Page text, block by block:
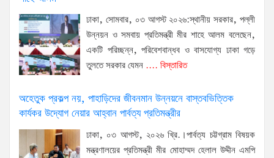
ঢাকা, সোমবার, ০৩ আগস্ট ২০২৬:স্থানীয় সরকার, পল্লী
উন্নয়ন ও সমবায় প্রতিমন্ত্রী মীর শাহে আলম বলেছেন,
একটি পরিচ্ছন্ন, পরিবেশবান্ধব ও বাসযোগ্য ঢাকা গড়ে
তুলতে সরকার যেমন .... বিস্তারিত
অহেতুক প্রকল্প নয়, পাহাড়িদের জীবনমান উন্নয়নে বাস্তবভিত্তিক
কার্যকর উদ্যোগ নেয়ার আহ্বান পার্বত্য প্রতিমন্ত্রীর
ঢাকা, ০৩ আগস্ট, ২০২৬ খ্রি.।পার্বত্য চট্টগ্রাম বিষয়ক
মন্ত্রণালয়ের প্রতিমন্ত্রী মীর মোহাম্মদ হেলাল উদ্দীন এমপি